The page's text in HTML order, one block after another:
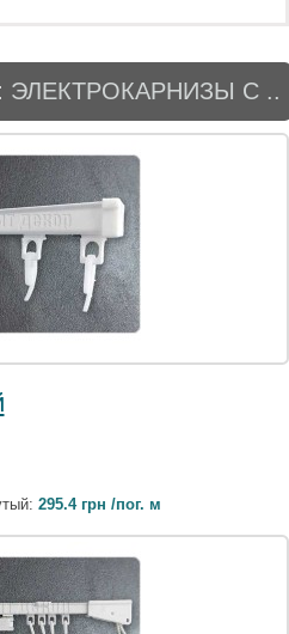
ЭЛЕКТРОКАРНИЗЫ С ..
295.4 грн /пог. м